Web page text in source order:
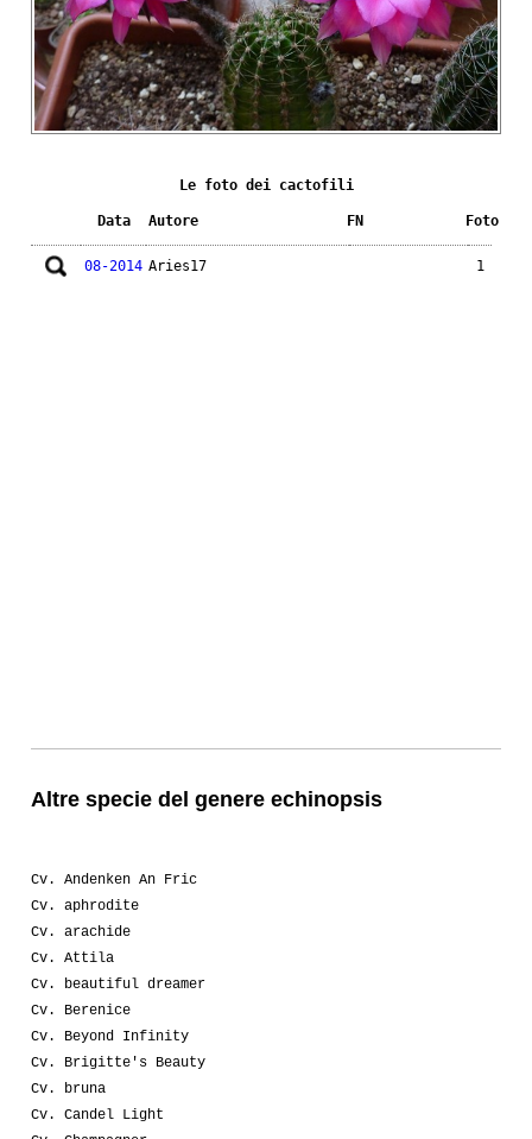
Le foto dei cactofili
Data Autore FN Foto
08-2014 Aries17 1
Altre specie del genere echinopsis
Cv. Andenken An Fric
Cv. aphrodite
Cv. arachide
Cv. Attila
Cv. beautiful dreamer
Cv. Berenice
Cv. Beyond Infinity
Cv. Brigitte's Beauty
Cv. bruna
Cv. Candel Light